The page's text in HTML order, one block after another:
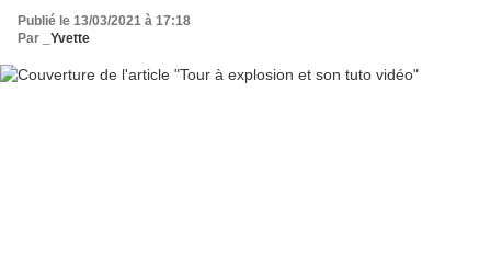
Publié le 13/03/2021 à 17:18
Par
_Yvette